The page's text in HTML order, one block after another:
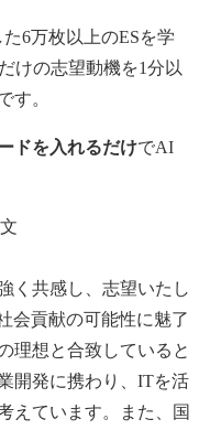
6万枚以上のESを学
けの志望動機を1分以
す。
ドを入れるだけでAI
く共感し、志望いたし
会貢献の可能性に魅了
理想と合致していると
開発に携わり、ITを活
えています。また、国